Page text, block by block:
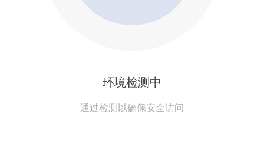
环境检测中
通过检测以确保安全访问